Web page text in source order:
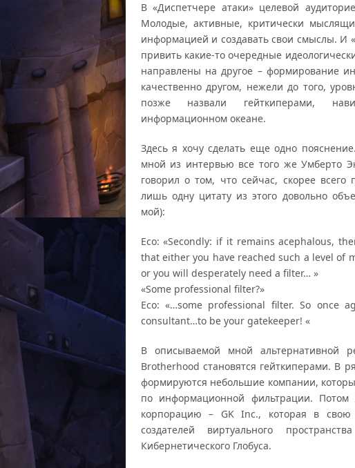
В «Диспетчере атаки» целевой
Молодые, активные, критически
информацией и создавать свои смыслы. И
привить какие-то очередные
направлены на другое – формирование
качественно другом, нежели до того,
позже назвали гейткиперами,
информационном океане.
Здесь я хочу сделать еще одно
мной из интервью все того же Умберто
говорил о том, что сейчас, скорее
лишь одну цитату из этого довольно
мой):
Eco: «Secondly: if it remains acephalous,
that either you have reached such a level of
or you will desperately need a filter… »
«Some professional filter?»
Eco: «…some professional filter. So once
consultant…to be your gatekeeper! «
В описываемой мной альтернативной
Brotherhood становятся гейткиперами. В
формируются небольшие компании,
по информационной фильтрации.
корпорацию – GK Inc., которая в свою
создателей виртуального
Кибернетического Глобуса.